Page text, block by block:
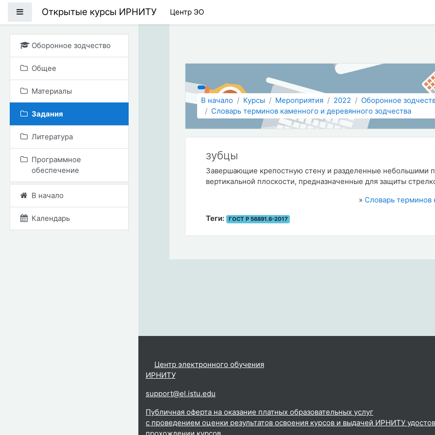
Боковая панель
Открытые курсы ИРНИТУ Центр ЭО
В начало Курсы Мероприятия 2022 Оборонное
Словарь терминов каменного и деревянного зодчества
зубцы
Завершающие крепостную стену и разделенные небольшими
вертикальной плоскости, предназначенные для защиты
» Словарь терминов
Теги:
ГОСТ Р 56891.6-2017
Оборонное зодчество
Общее
Материалы
Задания
Литература
Программное
обеспечение
В начало
Календарь
Центр электронного обучения
ИРНИТУ.
support@el.istu.edu
Публичная оферта на оказание платных образовательных услуг
с проведением оценки результатов освоения курсов и выдачей ИРНИТУ